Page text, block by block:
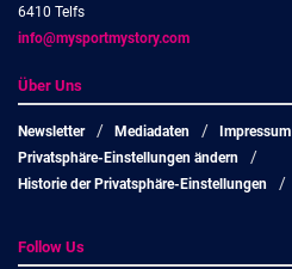
6410 Telfs
info@mysportmystory.com
Über Uns
Newsletter Mediadaten Impressum
Privatsphäre-Einstellungen ändern
Historie der Privatsphäre-Einstellungen
Follow Us